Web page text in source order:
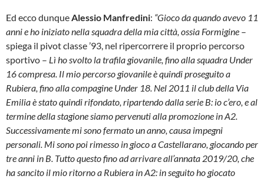
Ed ecco dunqueAlessio Manfredini: “Gioco da quando avevo 11
anni e ho iniziato nella squadra della mia città, ossia Formigine –
spiega il pivot classe ’93, nel ripercorrere il proprio percorso
sportivo – Lì ho svolto la trafila giovanile, fino alla squadra Under
16 compresa. Il mio percorso giovanile è quindi proseguito a
Rubiera, fino alla compagine Under 18. Nel 2011 il club della Via
Emilia è stato quindi rifondato, ripartendo dalla serie B: io c’ero, e al
termine della stagione siamo pervenuti alla promozione in A2.
Successivamente mi sono fermato un anno, causa impegni
personali. Mi sono poi rimesso in gioco a Castellarano, giocando per
tre anni in B. Tutto questo fino ad arrivare all’annata 2019/20, che
ha sancito il mio ritorno a Rubiera in A2: in seguito ho giocato